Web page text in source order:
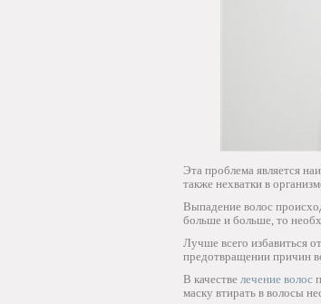
Эта проблема является
также нехватки в
Выпадение волос
больше и больше, то
Лучше всего избавиться
предотвращении причин
В качестве лечение волос
маску втирать в волосы